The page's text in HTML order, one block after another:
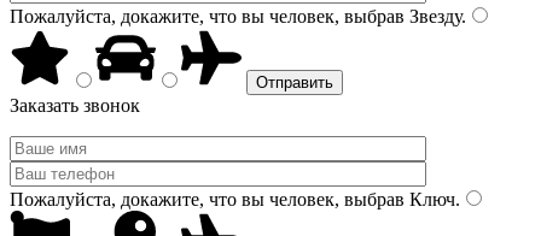
Пожалуйста, докажите, что вы человек, выбрав Звезду.
Заказать звонок
Пожалуйста, докажите, что вы человек, выбрав Ключ.